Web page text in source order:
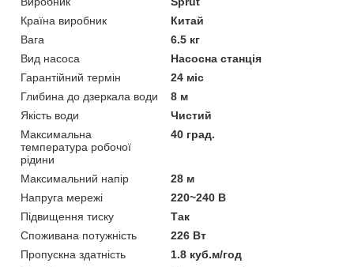
Країна виробник
Китай
Вага
6.5 кг
Вид насоса
Насосна станція
Гарантійний термін
24 міс
Глибина до дзеркала води
8 м
Якість води
Чистий
Максимальна
температура робочої
рідини
40 град.
Максимальний напір
28 м
Напруга мережі
220~240 В
Підвищення тиску
Так
Споживана потужність
226 Вт
Пропускна здатність
1.8 куб.м/год